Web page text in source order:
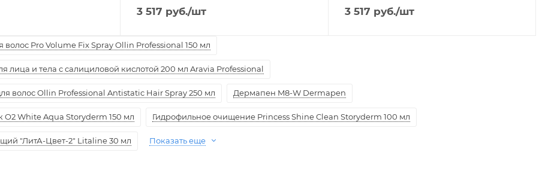
3 517 руб./шт 3 517 руб./шт
Pro Volume Fix Spray Ollin Professional 150 мл
лица и тела с салициловой кислотой 200 мл Aravia Professional
волос Ollin Professional Antistatic Hair Spray 250 мл Дермапен M8-W Dermapen
White Aqua Storyderm 150 мл Гидрофильное очищение Princess Shine Clean Storyderm 100 мл
"ЛитА-Цвет-2" Litaline 30 мл Показать еще